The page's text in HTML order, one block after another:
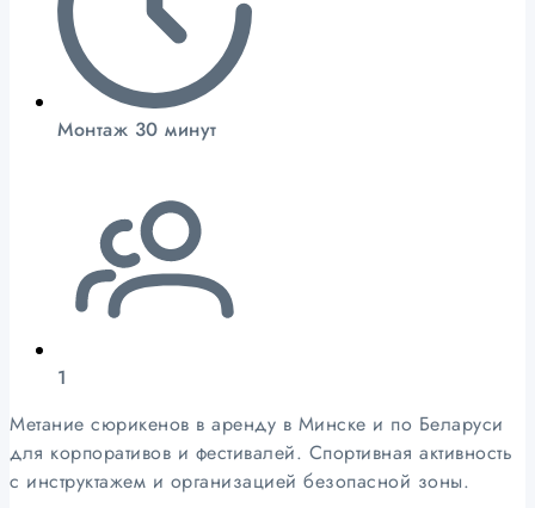
Монтаж 30 минут
1
Метание сюрикенов в аренду в Минске и по Беларуси
для корпоративов и фестивалей. Спортивная активность
с инструктажем и организацией безопасной зоны.